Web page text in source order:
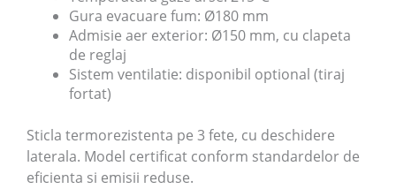
Gura evacuare fum: Ø180 mm
Admisie aer exterior: Ø150 mm, cu clapeta
de reglaj
Sistem ventilatie: disponibil optional (tiraj
fortat)
Sticla termorezistenta pe 3 fete, cu deschidere
laterala. Model certificat conform standardelor de
eficienta si emisii reduse.